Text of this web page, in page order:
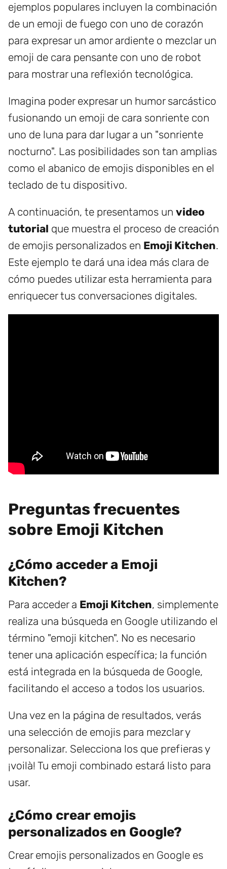
ejemplos populares incluyen la combinación
de un emoji de fuego con uno de corazón
para expresar un amor ardiente o mezclar un
emoji de cara pensante con uno de robot
para mostrar una reflexión tecnológica.
Imagina poder expresar un humor sarcástico
fusionando un emoji de cara sonriente con
uno de luna para dar lugar a un "sonriente
nocturno". Las posibilidades son tan amplias
como el abanico de emojis disponibles en el
teclado de tu dispositivo.
A continuación, te presentamos un video
tutorial que muestra el proceso de creación
de emojis personalizados en Emoji Kitchen.
Este ejemplo te dará una idea más clara de
cómo puedes utilizar esta herramienta para
enriquecer tus conversaciones digitales.
Preguntas frecuentes
sobre Emoji Kitchen
¿Cómo acceder a Emoji
Kitchen?
Para acceder a Emoji Kitchen, simplemente
realiza una búsqueda en Google utilizando el
término "emoji kitchen". No es necesario
tener una aplicación específica; la función
está integrada en la búsqueda de Google,
facilitando el acceso a todos los usuarios.
Una vez en la página de resultados, verás
una selección de emojis para mezclar y
personalizar. Selecciona los que prefieras y
¡voilà! Tu emoji combinado estará listo para
usar.
¿Cómo crear emojis
personalizados en Google?
Crear emojis personalizados en Google es